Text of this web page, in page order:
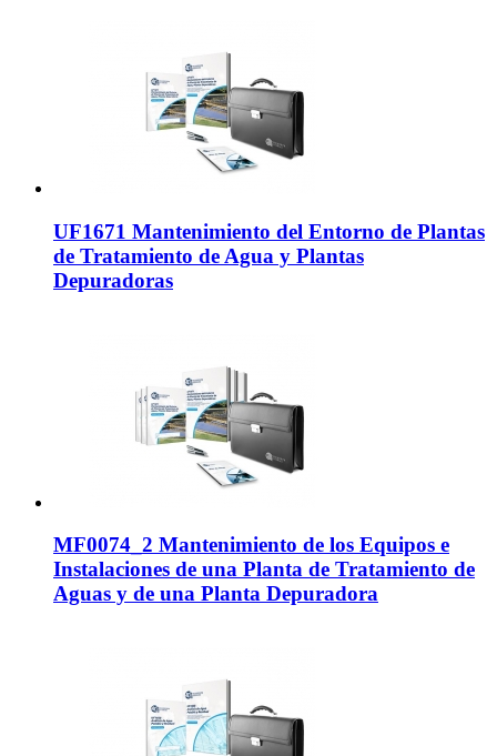
UF1671 Mantenimiento del Entorno de Plantas
de Tratamiento de Agua y Plantas
Depuradoras
MF0074_2 Mantenimiento de los Equipos e
Instalaciones de una Planta de Tratamiento de
Aguas y de una Planta Depuradora